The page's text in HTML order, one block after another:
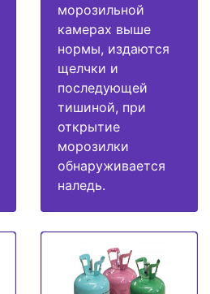
морозильной
камерах выше
нормы, издаются
щелчки и
последующей
тишиной, при
открытие
морозилки
обнаруживается
наледь.